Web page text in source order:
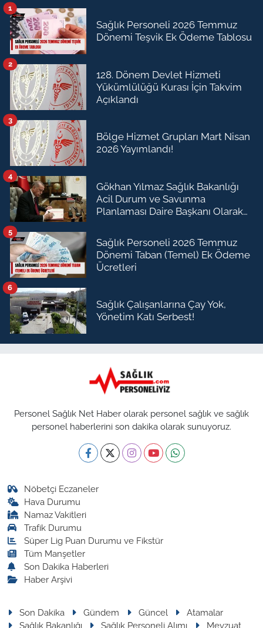
Sağlık Personeli 2026 Temmuz
Dönemi Teşvik Ek Ödeme Tablosu
1
128. Dönem Devlet Hizmeti
Yükümlülüğü Kurası İçin Takvim
Açıklandı
2
Bölge Hizmet Grupları Mart Nisan
2026 Yayımlandı!
3
Gökhan Yılmaz Sağlık Bakanlığı
Acil Durum ve Savunma
Planlaması Daire Başkanı Olarak
4
Sağlık Personeli 2026 Temmuz
Dönemi Taban (Temel) Ek Ödeme
Ücretleri
5
Sağlık Çalışanlarına Çay Yok,
Yönetim Katı Serbest!
6
Personel Sağlık Net Haber olarak personel sağlık ve sağlık
personel haberlerini son dakika olarak sunuyoruz.
Nöbetçi Eczaneler
Hava Durumu
Namaz Vakitleri
Trafik Durumu
Süper Lig Puan Durumu ve Fikstür
Tüm Manşetler
Son Dakika Haberleri
Haber Arşivi
Son Dakika Gündem Güncel
Atamalar
Sağlık Bakanlığı
Sağlık Personeli Alımı Mevzuat